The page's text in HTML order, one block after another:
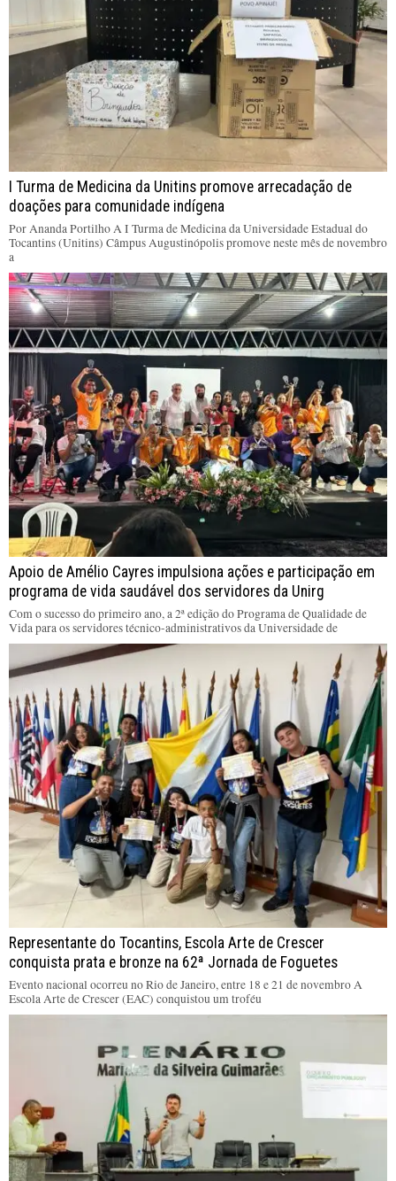
I Turma de Medicina da Unitins promove arrecadação de
doações para comunidade indígena
Por Ananda Portilho A I Turma de Medicina da Universidade Estadual do
Tocantins (Unitins) Câmpus Augustinópolis promove neste mês de novembro
a
Apoio de Amélio Cayres impulsiona ações e participação em
programa de vida saudável dos servidores da Unirg
Com o sucesso do primeiro ano, a 2ª edição do Programa de Qualidade de
Vida para os servidores técnico-administrativos da Universidade de
Representante do Tocantins, Escola Arte de Crescer
conquista prata e bronze na 62ª Jornada de Foguetes
Evento nacional ocorreu no Rio de Janeiro, entre 18 e 21 de novembro A
Escola Arte de Crescer (EAC) conquistou um troféu